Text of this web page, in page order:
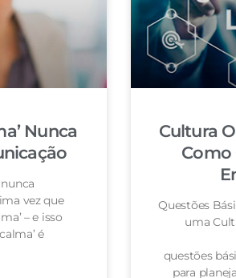
Nunca
vez que
– e isso
é
Cultura
Como
Questões
uma
questões
para